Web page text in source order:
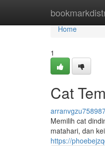
Home
Home
1
Cat
Memilih cat
matahari, dan
https://